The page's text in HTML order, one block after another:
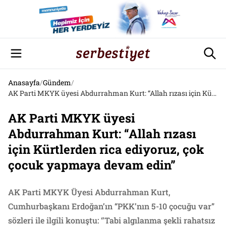
Anasayfa/Gündem/
AK Parti MKYK üyesi Abdurrahman Kurt: “Allah rızası için Kürtlerden rica ediyoruz, çok çocuk yapmaya devam edin”
AK Parti MKYK üyesi
Abdurrahman Kurt: “Allah rızası
için Kürtlerden rica ediyoruz, çok
çocuk yapmaya devam edin”
AK Parti MKYK Üyesi Abdurrahman Kurt,
Cumhurbaşkanı Erdoğan’ın “PKK’nın 5-10 çocuğu var”
sözleri ile ilgili konuştu: ‘’Tabi algılanma şekli rahatsız